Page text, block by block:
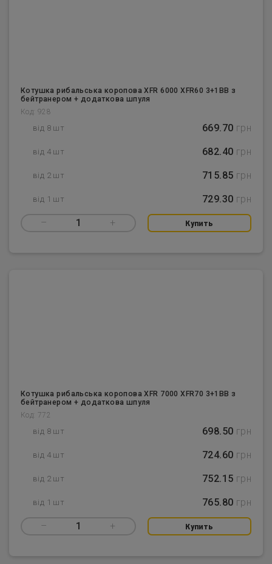
Котушка рибальська коропова XFR 6000 XFR60 3+1BB з
бейтранером + додаткова шпуля
Код: 928
від 8 шт 669.70 грн
від 4 шт 682.40 грн
від 2 шт 715.85 грн
від 1 шт 729.30 грн
– 1 + Купить
Котушка рибальська коропова XFR 7000 XFR70 3+1BB з
бейтранером + додаткова шпуля
Код: 772
від 8 шт 698.50 грн
від 4 шт 724.60 грн
від 2 шт 752.15 грн
від 1 шт 765.80 грн
– 1 + Купить